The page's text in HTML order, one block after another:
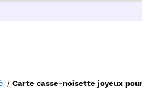
/ Carte casse-noisette joyeux